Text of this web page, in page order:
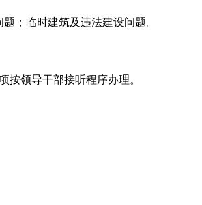
；临时建筑及违法建设问题。
按领导干部接听程序办理。